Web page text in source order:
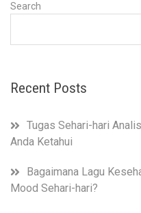
Search
Recent Posts
Tugas Sehari-hari
Anda Ketahui
Bagaimana Lagu
Mood Sehari-hari?